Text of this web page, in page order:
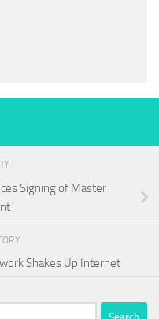
Signing of Master
Shakes Up Internet